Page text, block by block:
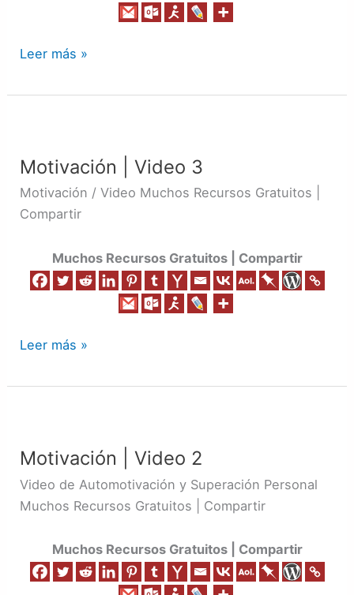
Leer más »
Motivación | Video 3
Motivación / Video Muchos Recursos Gratuitos |
Compartir
Muchos Recursos Gratuitos | Compartir
Video
3
Leer más »
Motivación | Video 2
Video de Automotivación y Superación Personal
Muchos Recursos Gratuitos | Compartir
Muchos Recursos Gratuitos | Compartir
Video
2